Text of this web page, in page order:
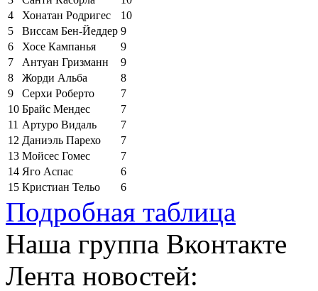
4
Хонатан Родригес
10
5
Виссам Бен-Йеддер 9
6
Хосе Кампанья
9
7
Антуан Гризманн
9
8
Жорди Альба
8
9
Серхи Роберто
7
10 Брайс Мендес
7
11 Артуро Видаль
7
12 Даниэль Парехо
7
13 Мойсес Гомес
7
14 Яго Аспас
6
15 Кристиан Тельо 6
Подробная таблица
Наша группа Вконтакте
Лента новостей: